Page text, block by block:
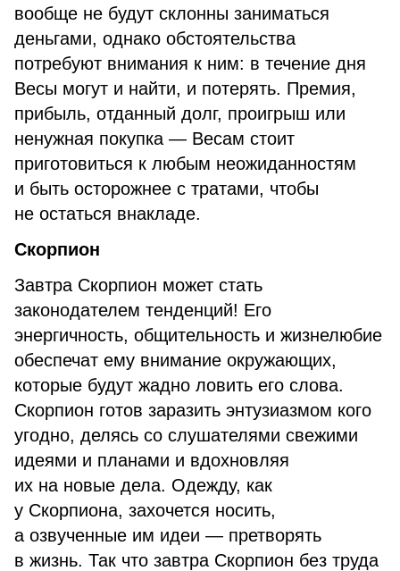
вообще не будут склонны заниматься
деньгами, однако обстоятельства
потребуют внимания к ним: в течение дня
Весы могут и найти, и потерять. Премия,
прибыль, отданный долг, проигрыш или
ненужная покупка — Весам стоит
приготовиться к любым неожиданностям
и быть осторожнее с тратами, чтобы
не остаться внакладе.
Скорпион
Завтра Скорпион может стать
законодателем тенденций! Его
энергичность, общительность и жизнелюбие
обеспечат ему внимание окружающих,
которые будут жадно ловить его слова.
Скорпион готов заразить энтузиазмом кого
угодно, делясь со слушателями свежими
идеями и планами и вдохновляя
их на новые дела. Одежду, как
у Скорпиона, захочется носить,
а озвученные им идеи — претворять
в жизнь. Так что завтра Скорпион без труда